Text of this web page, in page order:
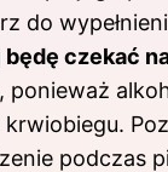
do
będę czekać
, ponieważ
krwiobiegu.
podczas